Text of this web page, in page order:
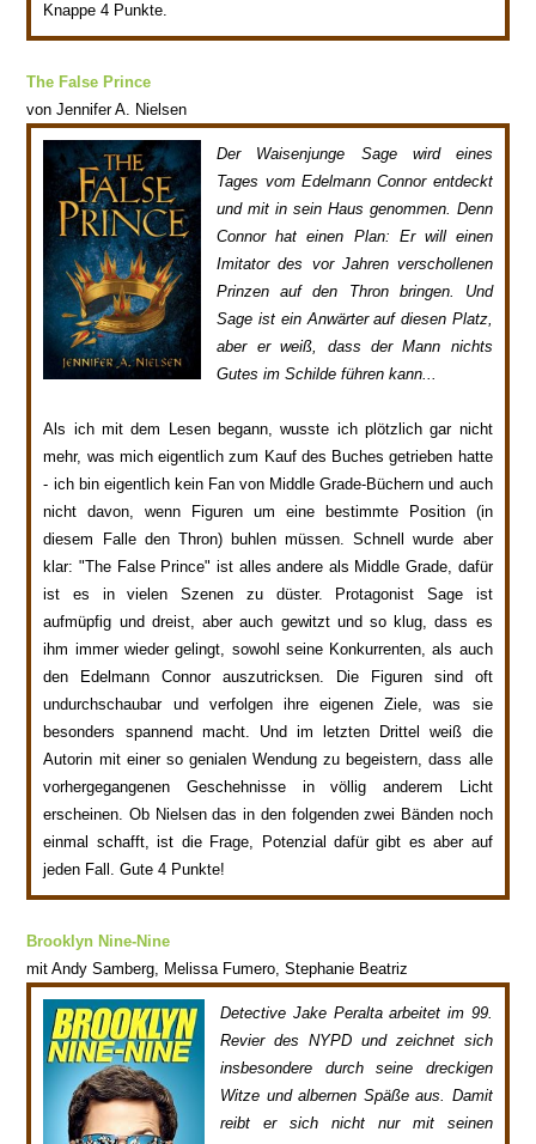
Knappe 4 Punkte.
The False Prince
von Jennifer A. Nielsen
Der Waisenjunge Sage wird eines
Tages vom Edelmann Connor entdeckt
und mit in sein Haus genommen. Denn
Connor hat einen Plan: Er will einen
Imitator des vor Jahren verschollenen
Prinzen auf den Thron bringen. Und
Sage ist ein Anwärter auf diesen Platz,
aber er weiß, dass derMann nichts
Gutes im Schilde führen kann...
Als ich mit dem Lesen begann, wusste ich plötzlich gar nicht
mehr, was mich eigentlich zum Kauf des Buches getrieben hatte
- ich bineigentlich kein Fan von Middle Grade-Büchern und auch
nicht davon, wenn Figuren um eine bestimmte Position (in
diesem Falle den Thron) buh len müssen. Schnell wurde aber
klar: "The False Prince" ist alles andere als Middle Grade, dafür
ist es in vielen Szenen zu düster.
Protagonist Sage ist
aufmüpfig und dreist, aber auch gewitzt und so klug, dass es
ihm immer wieder gelingt, sowohl seine Konkurrenten, als auch
den Edelmann Connor auszutricksen. Die Figuren sind oft
undurchschaubar und verfolgen ihre eigenen Ziele, was sie
besonders spannend macht. Und im letzten Drittel weiß die
Autorin mit einerso genialen Wendung zu begeistern, dass alle
vorhergegangenen Geschehnisse in völlig anderem Licht
erscheinen.Ob Nielsen das in den folgenden zwei Bänden noch
einmal schafft,ist die Frage, Potenzial dafür gibt es aber auf
jeden Fall. Gute 4 Punkte!
Brooklyn Nine-Nine
mitAndy Samberg, Melissa Fumero, Stephanie Beatriz
Detective Jake Peralta arbeitet im 99.
Revier des NYPD und zeichnet sich
insbesondere durch seine dreckigen
Witze und albernen Späße aus. Damit
reibt er sich nicht nur mit seinen